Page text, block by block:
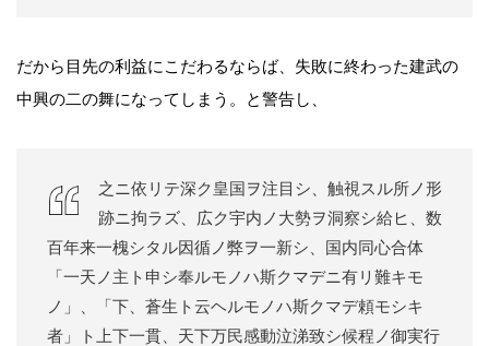
だから目先の利益にこだわるならば、失敗に終わった建武の
中興の二の舞になってしまう。と警告し、
之ニ依リテ深ク皇国ヲ注目シ、触視スル所ノ形
跡ニ拘ラズ、広ク宇内ノ大勢ヲ洞察シ給ヒ、数
百年来一槐シタル因循ノ弊ヲ一新シ、国内同心合体
「一天ノ主ト申シ奉ルモノハ斯クマデニ有リ難キモ
ノ」、「下、蒼生ト云ヘルモノハ斯クマデ頼モシキ
者」ト上下一貫、天下万民感動泣涕致シ候程ノ御実行